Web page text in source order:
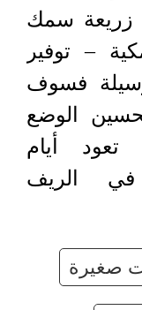
زريعة سمك
– توفير
وسيلة فسوف
الوضع
تعود أيام
في الريف
صغيرة